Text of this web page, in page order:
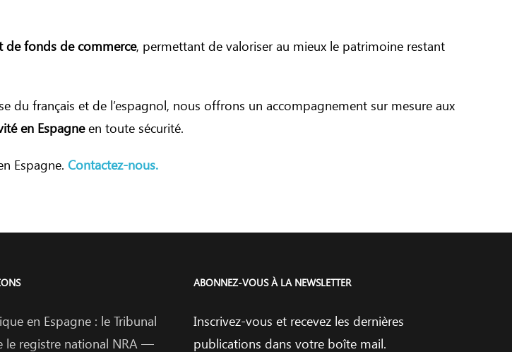
de fonds de commerce, permettant de valoriser au mieux le patrimoine restant
du français et de l’espagnol, nous offrons un accompagnement sur mesure aux
en Espagneen toute sécurité.
Espagne. Contactez-nous.
en Espagne : le Tribunal
le registre national NRA —
ABONNEZ-VOUS À LA NEWSLETTER
Inscrivez-vous et recevez les dernières
publications dans votre boîte mail.